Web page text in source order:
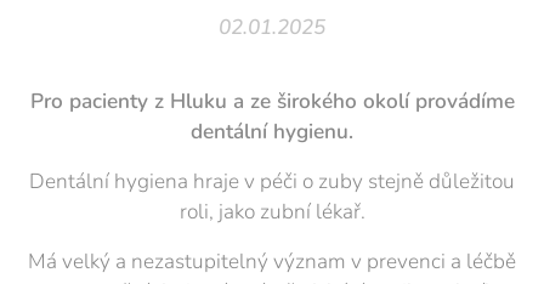
02.01.2025
Pro pacienty z Hluku a ze širokého okolí provádíme
dentální hygienu.
Dentální hygiena hraje v péči o zuby stejně důležitou
roli, jako zubní lékař.
Má velký a nezastupitelný význam v prevenci a léčbě